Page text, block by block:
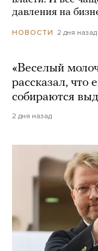
давления на
НОВОСТИ 2 дня назад
«Веселый
рассказал, что
собираются
2 дня назад